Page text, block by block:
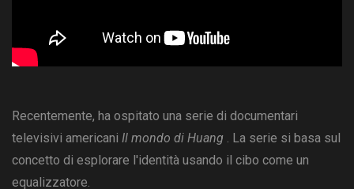
Recentemente, ha ospitato una serie di documentari
televisivi americani Il mondo di Huang . La serie si basa sul
concetto di esplorare l'identità usando il cibo come un
equalizzatore.